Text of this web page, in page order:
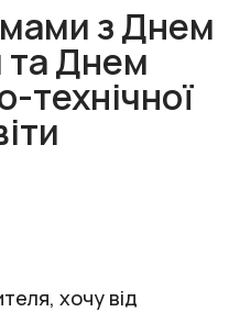
з Днем
та Днем
технічної
хочу від